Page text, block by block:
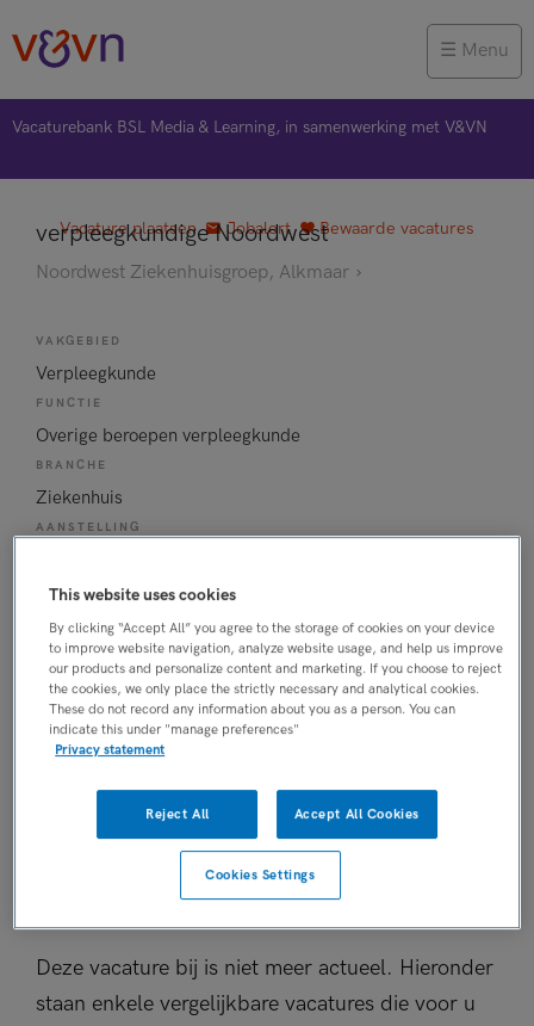
Menu
Vacaturebank BSL Media & Learning, in samenwerking met V&VN
Vacature plaatsen Jobalert Bewaarde vacatures
verpleegkundige Noordwest
Noordwest Ziekenhuisgroep, Alkmaar
VAKGEBIED
Verpleegkunde
FUNCTIE
Overige beroepen verpleegkunde
BRANCHE
Ziekenhuis
AANSTELLING
PLAATSINGSDATUM
8 juni 2026
NIVEAU
HBO
ERVARING
Niet nader bepaald
Niet nader bepaald
Vacature niet beschikbaar
Deze vacature bij is niet meer actueel. Hieronder
staan enkele vergelijkbare vacatures die voor u
This website uses cookies
By clicking “Accept All” you agree to the storage of cookies on your device
to improve website navigation, analyze website usage, and help us improve
our products and personalize content and marketing. If you choose to reject
the cookies, we only place the strictly necessary and analytical cookies.
These do not record any information about you as a person. You can
indicate this under "manage preferences"
Privacy statement
Reject All Accept All Cookies
Cookies Settings